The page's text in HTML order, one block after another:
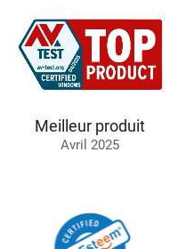
Meilleur produit
Avril 2025